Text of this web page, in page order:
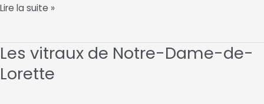
Origine
de
Lorette
Lire la suite »
Les vitraux de Notre-Dame-de-
Lorette